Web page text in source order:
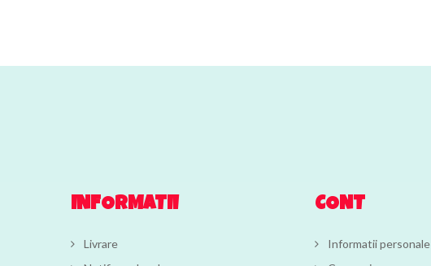
INFORMATII
Livrare
CONT
Informatii personale